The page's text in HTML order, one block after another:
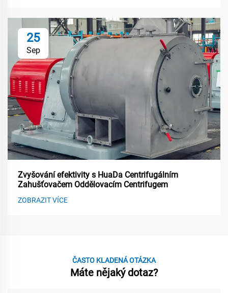
25
Sep
Zvyšování efektivity s HuaDa Centrifugálním
Zahušťovačem Oddělovacím Centrifugem
ZOBRAZIT VÍCE
ČASTO KLADENÁ OTÁZKA
Máte nějaký dotaz?